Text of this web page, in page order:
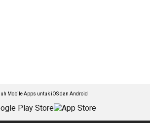
Mobile Apps untuk iOS dan Android